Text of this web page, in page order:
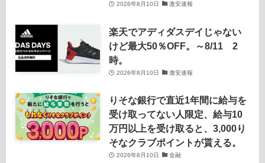
2026年8月10日 激安速報
楽天でアディダスデイじゃない
けど最大50％OFF。～8/11 2
時。
2026年8月10日 激安速報
りそな銀行で直近1年間に給与を
受け取ってない人限定、給与10
万円以上を受け取ると、3,000り
そなクラブポイントが貰える。
2026年8月10日 金融